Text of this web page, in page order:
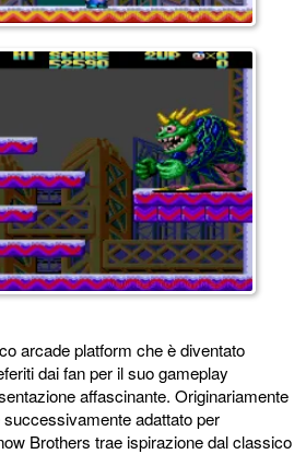
arcade platform che è diventato
dai fan per il suo gameplay
affascinante. Originariamente
adattato per
Brothers trae ispirazione dal classico